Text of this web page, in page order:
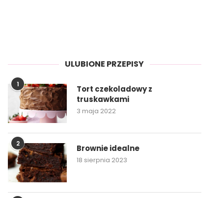
ULUBIONE PRZEPISY
1
Tort czekoladowy z
truskawkami
3 maja 2022
2 Brownie idealne
18 sierpnia 2023